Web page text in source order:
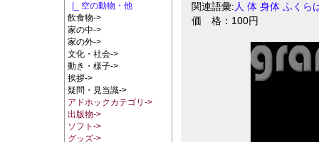
|_ 空の動物・他
飲食物->
家の中->
家の外->
文化・社会->
動き・様子->
挨拶->
疑問・見当識->
アドホックカテゴリ->
出版物->
ソフト->
グッズ->
関連語彙: 人 体 身体 ふくら
価 格：100円